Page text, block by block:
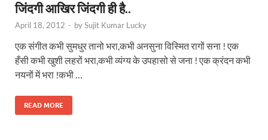
जिंदगी आखिर जिंदगी ही है..
April 18, 2012 - bySujit Kumar Lucky
एक संगीत कभी सुमधुर तानो भरा,कभी अनसुना विस्मित रागों सना ! एक
हँसी कभी खुशी लहरों भरा,कभी व्यंग्य के उपहासो से जना ! एक क्रंदन कभी
नयनों में भरा !कभी …
READ MORE